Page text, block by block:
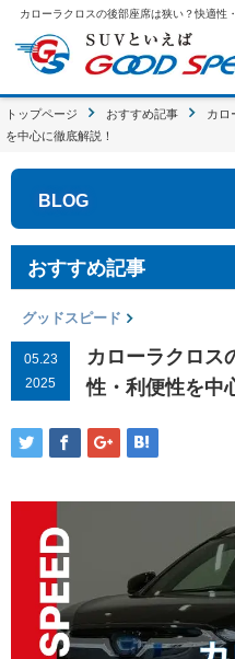
トップページ おすすめ記事
カロ
を中心に徹底解説！
BLOG
おすすめ記事
グッドスピード
05.23
2025
カローラクロス
性・利便性を中